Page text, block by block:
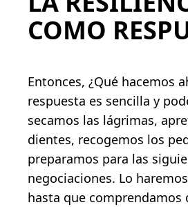
COMO
Entonces, ¿Qué hacemos
respuesta es sencilla y
secamos las lágrimas,
dientes, recogemos los
preparamos para las
negociaciones. Lo
hasta que comprendamos